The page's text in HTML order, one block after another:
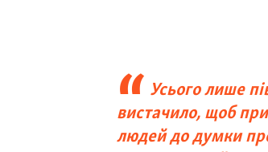
Усього лише
вистачило, щоб
людей до думки